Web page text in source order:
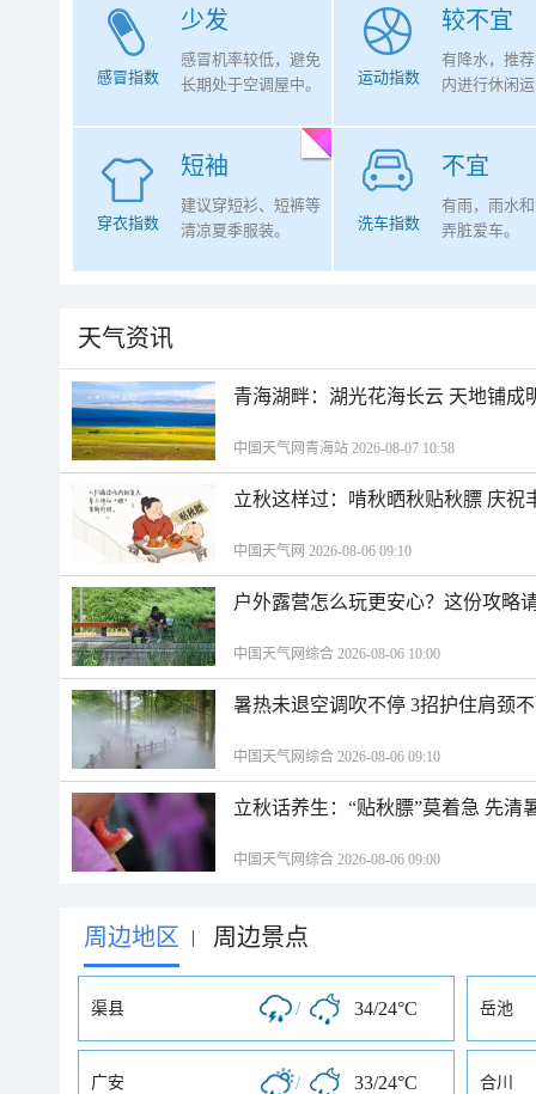
少发
感冒指数
感冒机率较低，避免
长期处于空调屋中。
较不宜
运动指数
有降水，推
内进行休闲
短袖
穿衣指数
建议穿短衫、短裤等
清凉夏季服装。
不宜
洗车指数
有雨，雨水
弄脏爱车。
天气资讯
青海湖畔：湖光花海长云 天地铺成
中国天气网青海站 2026-08-07 10:58
立秋这样过：啃秋晒秋贴秋膘 庆祝
中国天气网 2026-08-06 09:10
户外露营怎么玩更安心？这份攻略
中国天气网综合 2026-08-06 10:00
暑热未退空调吹不停 3招护住肩颈
中国天气网综合 2026-08-06 09:10
立秋话养生：“贴秋膘”莫着急 先清
中国天气网综合 2026-08-06 09:00
周边地区 | 周边景点
渠县 / 34/24°C 岳池
广安 / 33/24°C 合川